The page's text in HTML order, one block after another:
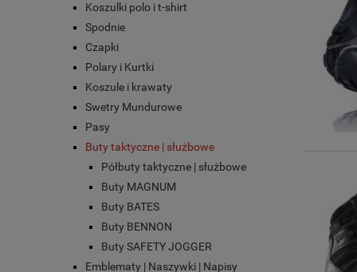
Koszulki polo i t-shirt
Spodnie
Czapki
Polary i Kurtki
Koszule i krawaty
Swetry Mundurowe
Pasy
Buty taktyczne | służbowe
Półbuty taktyczne | służbowe
Buty MAGNUM
Buty BATES
Buty BENNON
Buty SAFETY JOGGER
Emblematy | Naszywki | Napisy